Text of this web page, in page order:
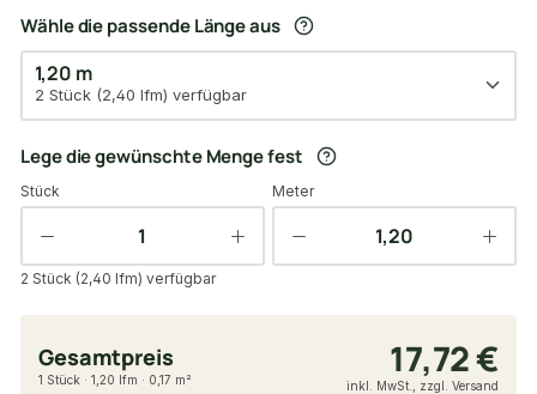
Wähle die passende Länge aus
1,20 m
2 Stück (2,40 lfm) verfügbar
Lege die gewünschte Menge fest
Stück Meter
2 Stück (2,40 lfm) verfügbar
Gesamtpreis 17,72 €
1 Stück · 1,20 lfm · 0,17 m² inkl. MwSt., zzgl. Versand